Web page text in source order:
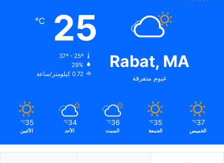
Rabat, MA
غيوم متفرقة
25
℃
37º - 25º
29%
0.72 كيلومتر/ساعة
37
℃
الخميس
35
℃
الجمعة
36
℃
السبت
34
℃
الأحد
35
℃
الأثنين